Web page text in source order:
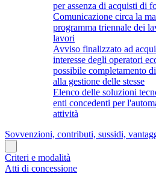
per assenza di acquisti di
Comunicazione circa la
programma triennale dei
lavori
Avviso finalizzato ad
interesse degli operatori
possibile completamento
alla gestione delle stesse
Elenco delle soluzioni
enti concedenti per
attività
Sovvenzioni, contributi, sussidi,
Criteri e modalità
Atti di concessione